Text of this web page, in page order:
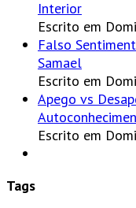
Interior
Escrito em
Falso
Samael
Escrito em
Apego vs
Escrito em
Tags